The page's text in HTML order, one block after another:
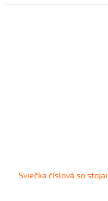
Sviečka číslová so